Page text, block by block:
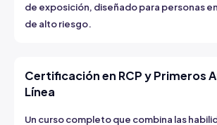
de exposición, diseñado para personas
de alto riesgo.
Certificación en RCP y Primeros
Línea
Un curso completo que combina las